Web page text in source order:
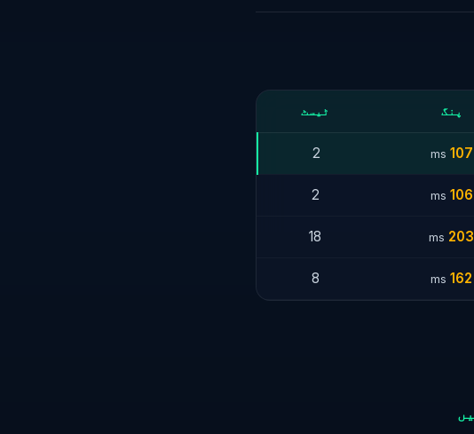
پنگ ٹیسٹ
107
ms
2
106
ms
2
203
ms
18
162
ms
8